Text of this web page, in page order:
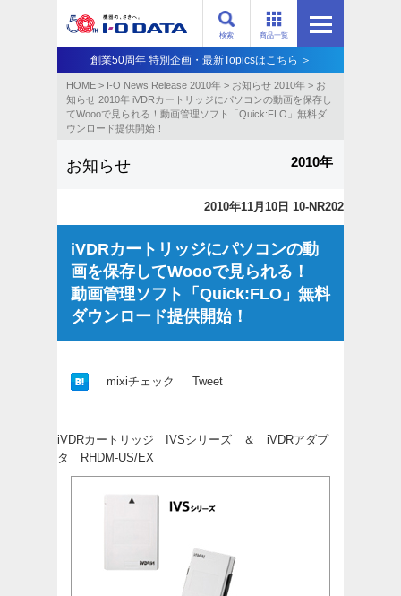
商品一覧
検索
創業50周年 特別企画・最新Topicsはこちら ＞
HOME > I-O News Release 2010年 > お知らせ 2010年 > お
知らせ 2010年 iVDRカートリッジにパソコンの動画を保存し
てWoooで見られる！動画管理ソフト「Quick:FLO」無料ダ
ウンロード提供開始！
お知らせ 2010年
2010年11月10日 10-NR202
iVDRカートリッジにパソコンの動
画を保存してWoooで見られる！
動画管理ソフト「Quick:FLO」無料
ダウンロード提供開始！
mixiチェック Tweet
iVDRカートリッジ IVSシリーズ ＆ iVDRアダプ
タ RHDM-US/EX